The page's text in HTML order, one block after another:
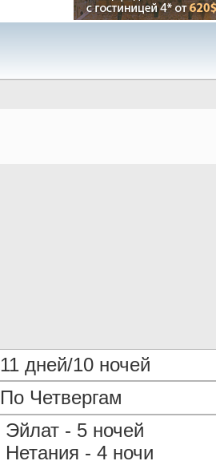
11 дней/10 ночей
По Четвергам
Эйлат - 5 ночей
Нетания - 4 ночи